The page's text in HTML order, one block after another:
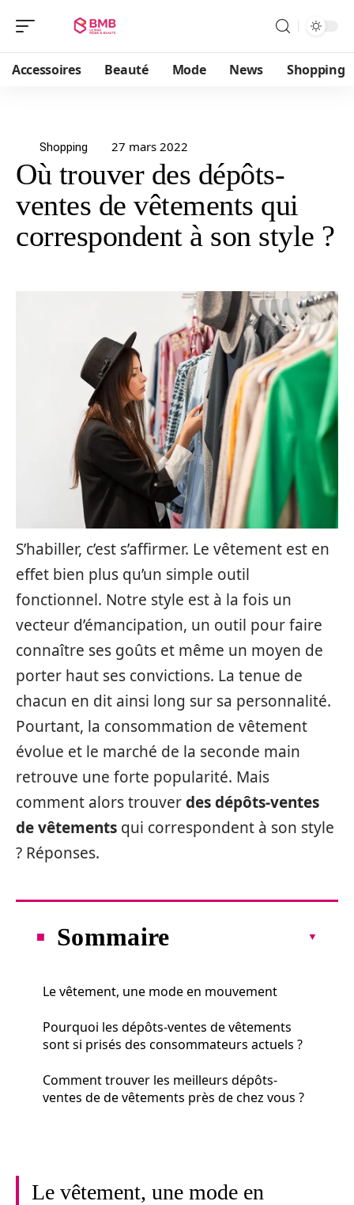
Accessoires Beauté Mode News Shopping
Shopping 27 mars 2022
Où trouver des dépôts-
ventes de vêtements qui
correspondent à son style ?
S’habiller, c’est s’affirmer. Le vêtement est en
effet bien plus qu’un simple outil
fonctionnel. Notre style est à la fois un
vecteur d’émancipation, un outil pour faire
connaître ses goûts et même un moyen de
porter haut ses convictions. La tenue de
chacun en dit ainsi long sur sa personnalité.
Pourtant, la consommation de vêtement
évolue et le marché de la seconde main
retrouve une forte popularité. Mais
comment alors trouverdes dépôts-ventes
de vêtements qui correspondent à son style
? Réponses.
Sommaire
Le vêtement, une mode en mouvement
Pourquoi les dépôts-ventes de vêtements
sont si prisés des consommateurs actuels ?
Comment trouver les meilleurs dépôts-
ventes de de vêtements près de chez vous ?
Le vêtement, une mode en